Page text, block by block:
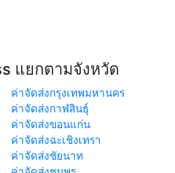
แยกตามจังหวัด
ค่าจัดส่งกรุงเทพมหานคร
ค่าจัดส่งกาฬสินธุ์
ค่าจัดส่งขอนแก่น
ค่าจัดส่งฉะเชิงเทรา
ค่าจัดส่งชัยนาท